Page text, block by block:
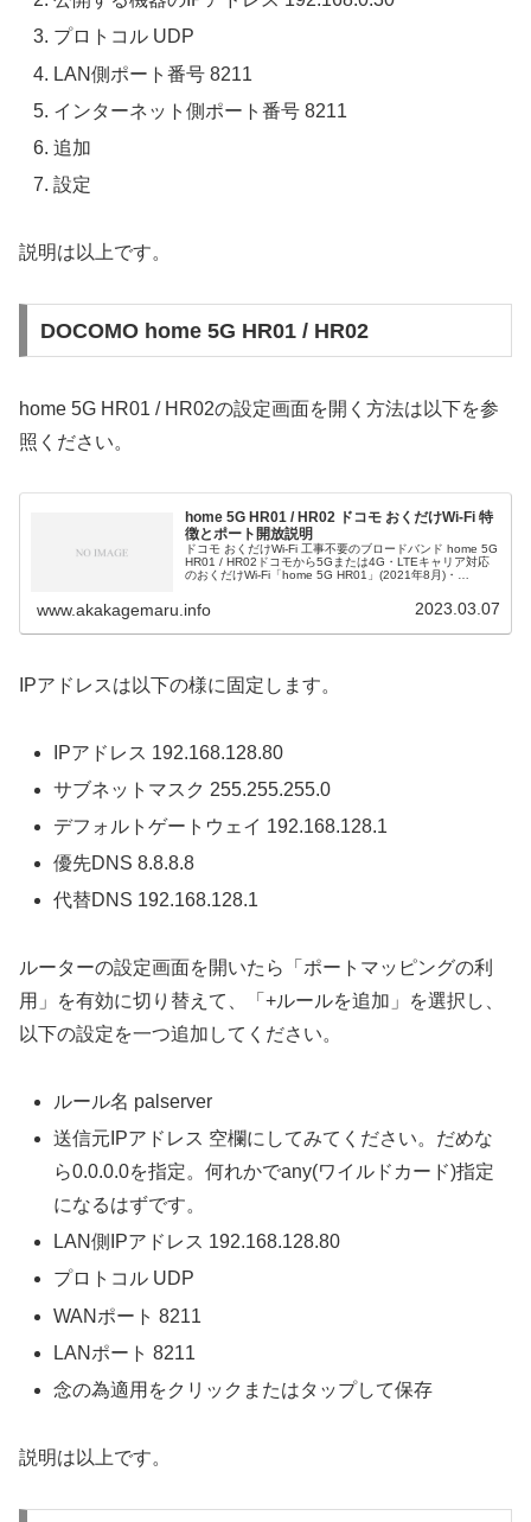
プロトコル UDP
LAN側ポート番号 8211
インターネット側ポート番号 8211
追加
設定
説明は以上です。
DOCOMO home 5G HR01 / HR02
home 5G HR01 / HR02の設定画面を開く方法は以下を参
照ください。
home 5G HR01 / HR02 ドコモ おくだけWi-Fi 特
徴とポート開放説明
ドコモ おくだけWi-Fi 工事不要のブロードバンド home 5G
HR01 / HR02ドコモから5Gまたは4G・LTEキャリア対応
のおくだけWi-Fi「home 5G HR01」(2021年8月)・
www.akakagemaru.info 2023.03.07
IPアドレスは以下の様に固定します。
IPアドレス 192.168.128.80
サブネットマスク 255.255.255.0
デフォルトゲートウェイ 192.168.128.1
優先DNS 8.8.8.8
代替DNS 192.168.128.1
ルーターの設定画面を開いたら「ポートマッピングの利
用」を有効に切り替えて、「+ルールを追加」を選択し、
以下の設定を一つ追加してください。
ルール名 palserver
送信元IPアドレス 空欄にしてみてください。だめな
ら0.0.0.0を指定。何れかでany(ワイルドカード)指定
になるはずです。
LAN側IPアドレス 192.168.128.80
プロトコル UDP
WANポート 8211
LANポート 8211
念の為適用をクリックまたはタップして保存
説明は以上です。